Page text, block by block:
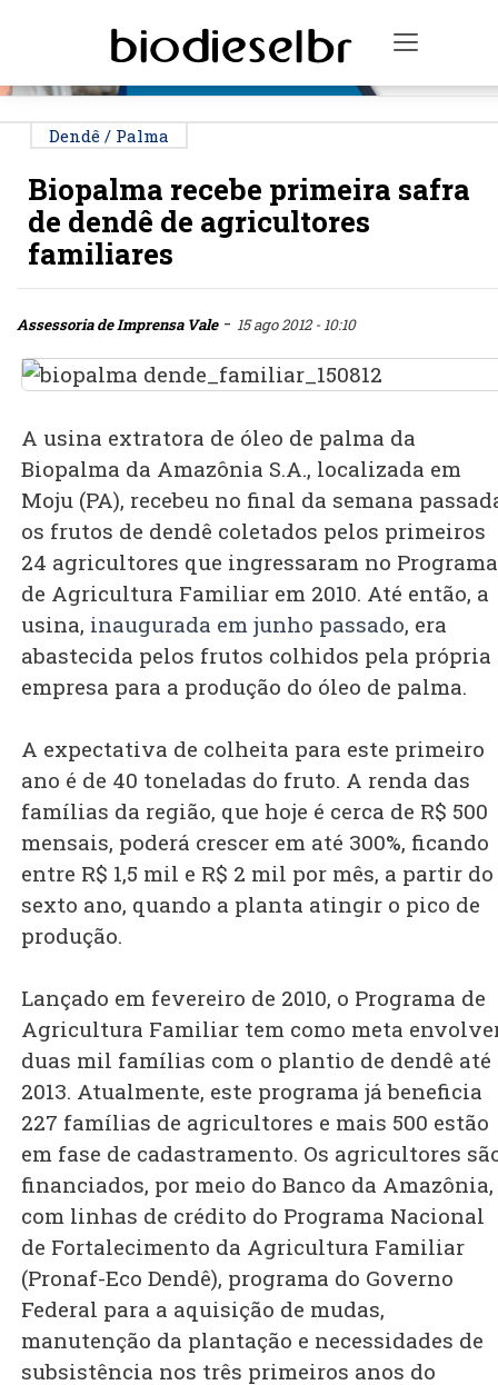
Toggle
Dendê / Palma
Biopalma recebe primeira safra
de dendê de agricultores
familiares
Assessoria de Imprensa Vale- 15 ago 2012 - 10:10
A usina extratora de óleo de palma da
Biopalma da Amazônia S.A., localizada em
Moju (PA), recebeu no final da semana
os frutos de dendê coletados pelos primeiros
24 agricultores que ingressaram no Programa
de Agricultura Familiar em 2010. Até então, a
usina, inaugurada em junho passado, era
abastecida pelos frutos colhidos pela própria
empresa para a produção do óleo de palma.
A expectativa de colheita para este primeiro
ano é de 40 toneladas do fruto. A renda das
famílias da região, que hoje é cerca de R$ 500
mensais, poderá crescer em até 300%, ficando
entre R$ 1,5 mil e R$ 2 mil por mês, a partir do
sexto ano, quando a planta atingir o pico de
produção.
Lançado em fevereiro de 2010, o Programa de
Agricultura Familiar tem como meta
duas mil famílias com o plantio de dendê até
2013. Atualmente, este programa já beneficia
227 famílias de agricultores e mais 500 estão
em fase de cadastramento. Os agricultores
financiados, por meio do Banco da Amazônia,
com linhas de crédito do Programa Nacional
de Fortalecimento da Agricultura Familiar
(Pronaf-Eco Dendê), programa do Governo
Federal para a aquisição de mudas,
manutenção da plantação e necessidades de
subsistência nos três primeiros anos do